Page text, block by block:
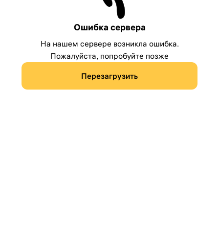
Ошибка сервера
На нашем сервере возникла ошибка.
Пожалуйста, попробуйте позже
Перезагрузить